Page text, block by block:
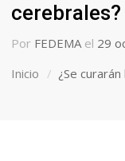
cerebrales?
Por FEDEMA el 29
Inicio
¿Se